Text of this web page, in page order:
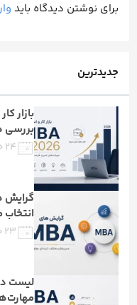
برای نوشتن دیدگاه باید
جدیدترین
بررسی
۲۴ خرداد ۱۴۰۵
انتخاب
۲۳ خرداد ۱۴۰۵